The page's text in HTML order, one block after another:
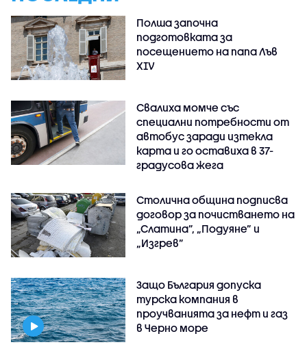
Полша започна
подготовката за
посещението на папа Лъв
XIV
Свалиха момче със
специални потребности от
автобус заради изтекла
карта и го оставиха в 37-
градусова жега
Столична община подписва
договор за почистването на
„Слатина”, „Подуяне” и
„Изгрев”
Защо България допуска
турска компания в
проучванията за нефт и газ
в Черно море